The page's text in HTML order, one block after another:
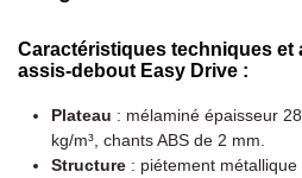
Caractéristiques techniques et
assis-debout Easy Drive :
Plateau : mélaminé épaisseur
kg/m³, chants ABS de 2 mm.
Structure : piétement